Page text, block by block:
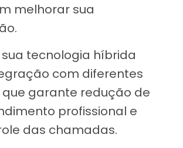
melhorar sua
sua tecnologia híbrida
com diferentes
que garante redução de
profissional e
das chamadas.